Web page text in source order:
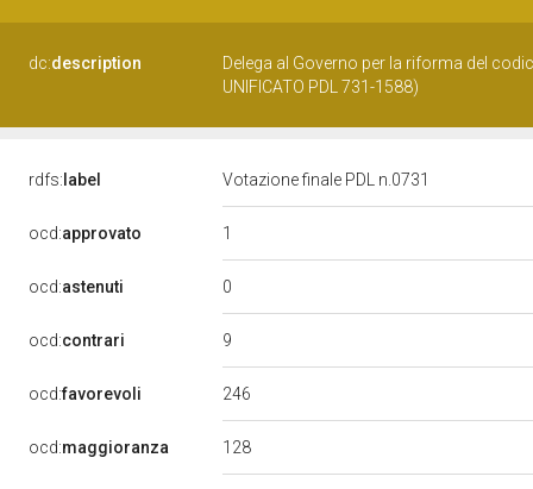
dc:description
Delega al Governo per la riforma del
UNIFICATO PDL 731-1588)
rdfs: label Votazione finale PDL n.0731
ocd:approvato 1
ocd:astenuti 0
ocd:contrari 9
ocd:favorevoli 246
ocd:maggioranza 128